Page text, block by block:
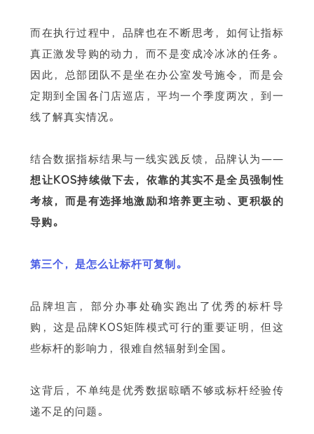
而在执行过程中，品牌也在不断思考，如何让指标
真正激发导购的动力，而不是变成冷冰冰的任务。
因此，总部团队不是坐在办公室发号施令，而是会
定期到全国各门店巡店，平均一个季度两次，到一
线了解真实情况。
结合数据指标结果与一线实践反馈，品牌认为——
想让KOS持续做下去，依靠的其实不是全员强制性
考核，而是有选择地激励和培养更主动、更积极的
导购。
第三个，是怎么让标杆可复制。
品牌坦言，部分办事处确实跑出了优秀的标杆导
购，这是品牌KOS矩阵模式可行的重要证明，但这
些标杆的影响力，很难自然辐射到全国。
这背后，不单纯是优秀数据晾晒不够或标杆经验传
递不足的问题。